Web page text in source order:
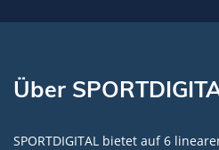
Über
SPORTDIGITAL bietet auf 6